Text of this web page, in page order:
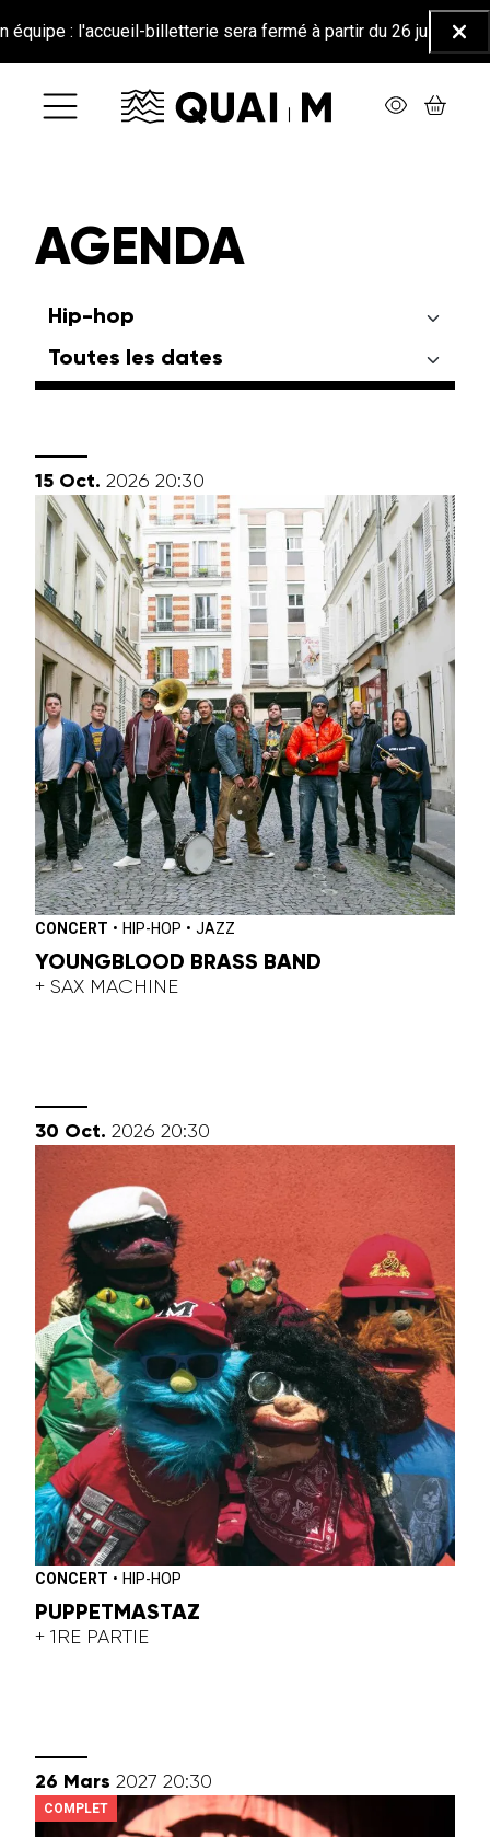
: l'accueil-billetterie sera fermé à partir du 26 juin jusqu'au
AGENDA
15 octobre
Oct. 2026 20:30
CONCERT • HIP-HOP • JAZZ
YOUNGBLOOD BRASS BAND
+ SAX MACHINE
30 octobre
Oct. 2026 20:30
CONCERT • HIP-HOP
PUPPETMASTAZ
+ 1RE PARTIE
26 mars
Mars 2027 20:30
COMPLET